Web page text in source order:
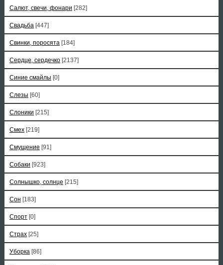
Салют, свечи, фонари [282]
Свадьба [447]
Свинки, поросята [184]
Сердце, сердечко [2137]
Синие смайлы [0]
Слезы [60]
Слоники [215]
Смех [219]
Смущение [91]
Собаки [923]
Солнышко, солнце [215]
Сон [183]
Спорт [0]
Страх [25]
Уборка [86]